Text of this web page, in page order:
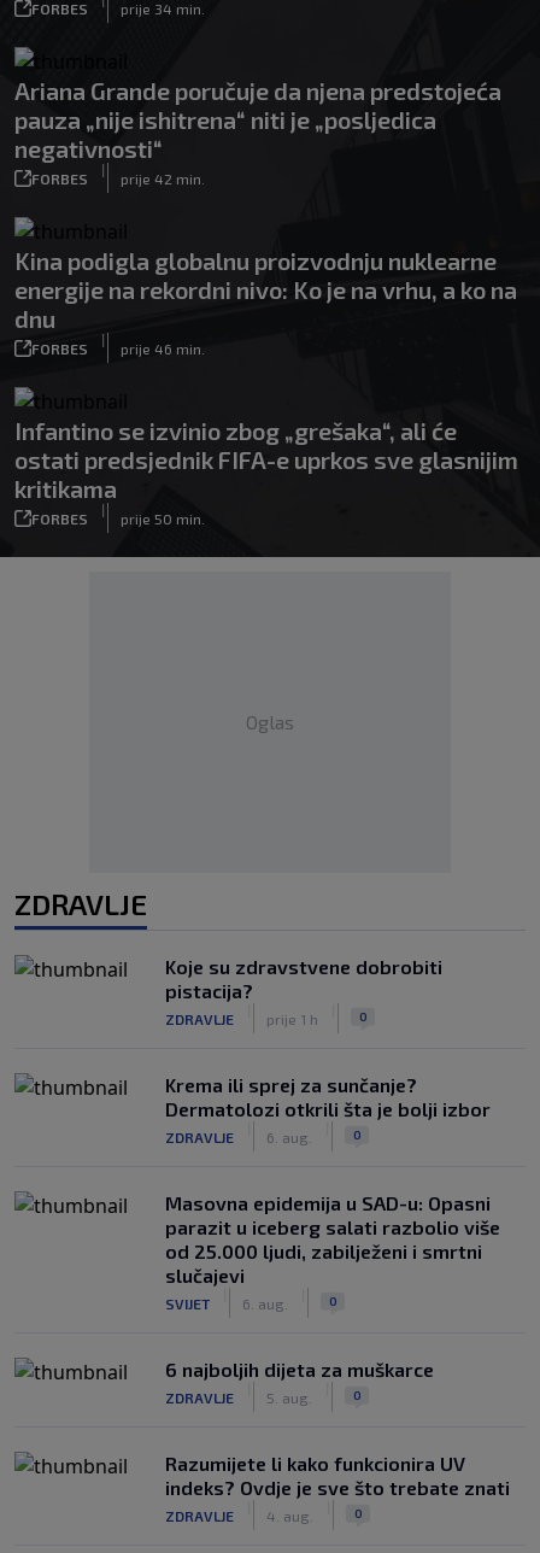
FORBES prije 34 min.
Ariana Grande poručuje da njena predstojeća
pauza „nije ishitrena“ niti je „posljedica
negativnosti“
FORBES
|
prije 42 min.
Kina podigla globalnu proizvodnju nuklearne
energije na rekordni nivo: Ko je na vrhu, a ko na
dnu
FORBES
|
prije 46 min.
Infantino se izvinio zbog „grešaka“, ali će
ostati predsjednik FIFA-e uprkos sve glasnijim
kritikama
FORBES
|
prije 50 min.
Oglas
ZDRAVLJE
Koje su zdravstvene dobrobiti
pistacija?
ZDRAVLJE prije 1 h 0
Krema ili sprej za sunčanje?
Dermatolozi otkrili šta je bolji izbor
ZDRAVLJE 6. aug. 0
Masovna epidemija u SAD-u: Opasni
parazit u iceberg salati razbolio više
od 25.000 ljudi, zabilježeni i smrtni
slučajevi
SVIJET 6. aug. 0
6 najboljih dijeta za muškarce
ZDRAVLJE 5. aug. 0
Razumijete li kako funkcionira UV
indeks? Ovdje je sve što trebate znati
ZDRAVLJE 4. aug. 0